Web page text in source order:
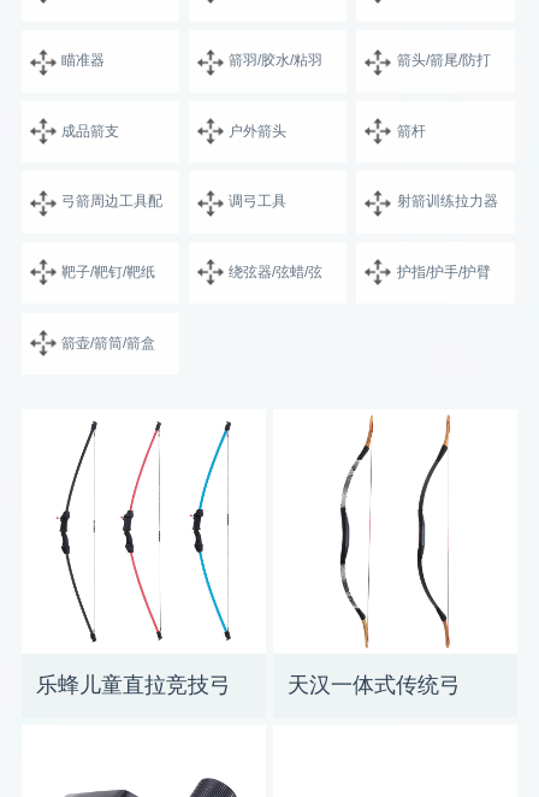
瞄准器 箭羽/胶水/粘羽 箭头/箭尾/防打
成品箭支 户外箭头 箭杆
弓箭周边工具配 调弓工具 射箭训练拉力器
靶子/靶钉/靶纸 绕弦器/弦蜡/弦 护指/护手/护臂
箭壶/箭筒/箭盒
乐蜂儿童直拉竞技弓 天汉一体式传统弓